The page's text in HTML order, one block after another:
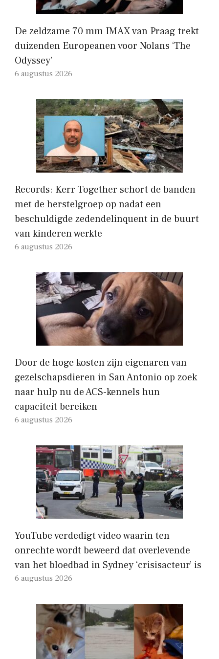
De zeldzame 70 mm IMAX van Praag trekt
duizenden Europeanen voor Nolans ‘The
Odyssey’
6 augustus 2026
Records: Kerr Together schort de banden
met de herstelgroep op nadat een
beschuldigde zedendelinquent in de buurt
van kinderen werkte
6 augustus 2026
Door de hoge kosten zijn eigenaren van
gezelschapsdieren in San Antonio op zoek
naar hulp nu de ACS-kennels hun
capaciteit bereiken
6 augustus 2026
YouTube verdedigt video waarin ten
onrechte wordt beweerd dat overlevende
van het bloedbad in Sydney ‘crisisacteur’ is
6 augustus 2026